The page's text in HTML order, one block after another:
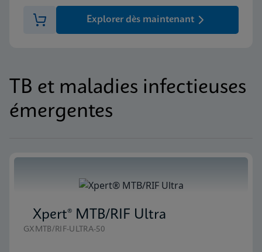
Explorer dès maintenant
TB et maladies infectieuses
émergentes
Xpert® MTB/RIF Ultra
GXMTB/RIF-ULTRA-50